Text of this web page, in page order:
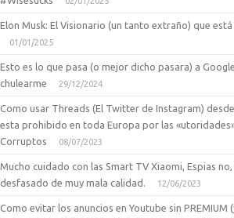
Elon Musk: El Visionario (un tanto extraño) que
01/01/2025
Esto es lo que pasa (o mejor dicho pasara) a
chulearme
29/12/2024
Como usar Threads (El Twitter de Instagram)
esta prohibido en toda Europa por las
Corruptos
08/07/2023
Mucho cuidado con las Smart TV Xiaomi, Espias
desfasado de muy mala calidad.
12/06/2023
Como evitar los anuncios en Youtube sin PREMIUM